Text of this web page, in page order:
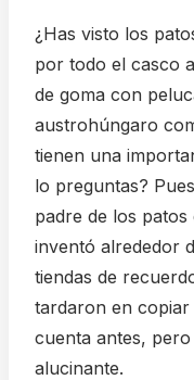
¿Has visto los
por todo el casco
de goma con
austrohúngaro
tienen una
lo preguntas?
padre de los
inventó alrededor
tiendas de
tardaron en copiar
cuenta antes,
alucinante.